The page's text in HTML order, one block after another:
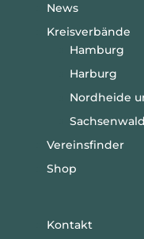
News
Kreisverbände
Hamburg
Harburg
Nordheide
Sachsenwald
Vereinsfinder
Shop
Kontakt